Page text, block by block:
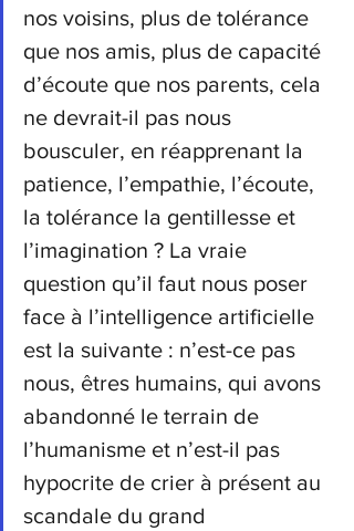
nos voisins, plus de tolérance
que nos amis, plus de capacité
d’écoute que nos parents, cela
ne devrait-il pas nous
bousculer, en réapprenant la
patience, l’empathie, l’écoute,
la tolérance la gentillesse et
l’imagination ? La vraie
question qu’il faut nous poser
face à l’intelligence artificielle
est la suivante : n’est-ce pas
nous, êtres humains, qui avons
abandonné le terrain de
l’humanisme et n’est-il pas
hypocrite de crier à présent au
scandale du grand